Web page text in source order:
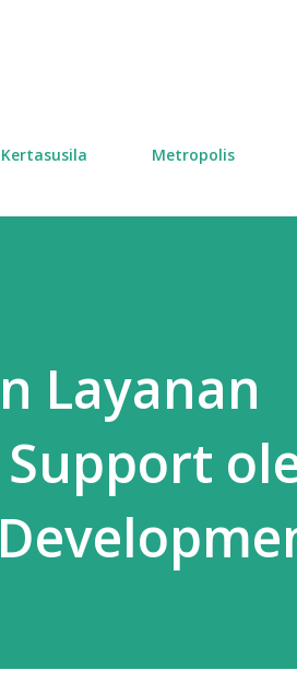
Metropolis
Layanan